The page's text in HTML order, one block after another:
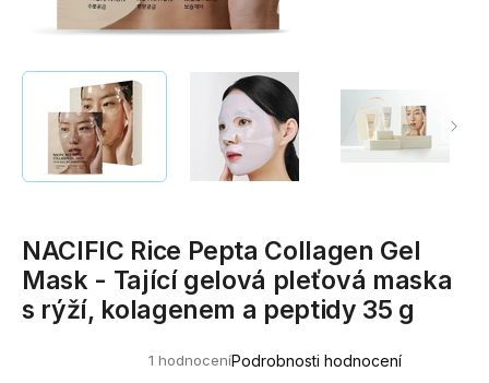
1 hodnoceníPodrobnosti hodnocení
NACIFIC Rice Pepta Collagen Gel
Mask - Tající gelová pleťová maska
s rýží, kolagenem a peptidy 35 g
í
HLEDAT